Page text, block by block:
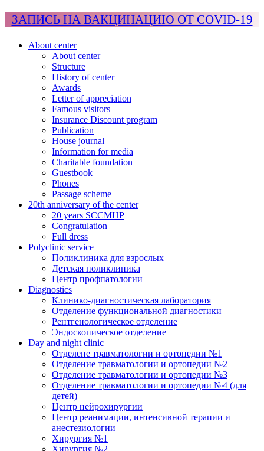
ЗАПИСЬ НА ВАКЦИНАЦИЮ ОТ COVID-19
About center
About center
Structure
History of center
Awards
Letter of appreciation
Famous visitors
Insurance Discount program
Publication
House journal
Information for media
Charitable foundation
Guestbook
Phones
Passage scheme
20th anniversary of the center
20 years SCCMHP
Congratulation
Full dress
Polyclinic service
Поликлиника для взрослых
Детская поликлиника
Центр профпатологии
Diagnostics
Клинико-диагностическая лаборатория
Отделение функциональной диагностики
Рентгенологическое отделение
Эндоскопическое отделение
Day and night clinic
Отделене травматологии и ортопедии №1
Отделение травматологии и ортопедии №2
Отделение травматологии и ортопедии №3
Отделение травматологии и ортопедии №4 (для
детей)
Центр нейрохирургии
Центр реанимации, интенсивной терапии и
анестезиологии
Хирургия №1
Хирургия №2